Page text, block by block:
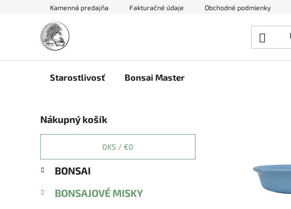
Kamenná predajňa Fakturačné údaje Obchodné podmienky
Starostlivosť Bonsai Master
o
č
ý
p
n
Nákupný košík
0KS / €0
kategórie
a
e
BONSAI
BONSAJOVÉ MISKY